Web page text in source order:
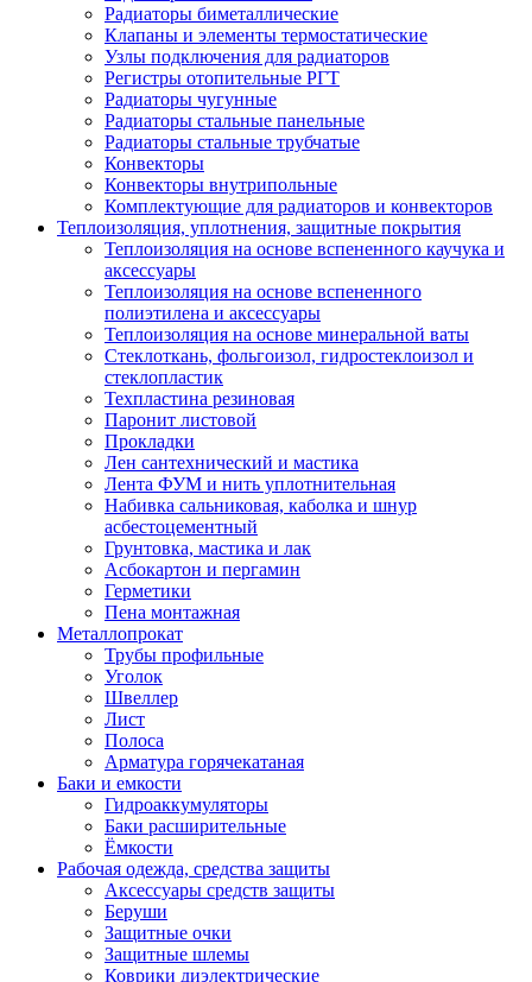
Радиаторы биметаллические
Клапаны и элементы термостатические
Узлы подключения для радиаторов
Регистры отопительные РГТ
Радиаторы чугунные
Радиаторы стальные панельные
Радиаторы стальные трубчатые
Конвекторы
Конвекторы внутрипольные
Комплектующие для радиаторов и конвекторов
Теплоизоляция, уплотнения, защитные покрытия
Теплоизоляция на основе вспененного каучука и
аксессуары
Теплоизоляция на основе вспененного
полиэтилена и аксессуары
Теплоизоляция на основе минеральной ваты
Стеклоткань, фольгоизол, гидростеклоизол и
стеклопластик
Техпластина резиновая
Паронит листовой
Прокладки
Лен сантехнический и мастика
Лента ФУМ и нить уплотнительная
Набивка сальниковая, каболка и шнур
асбестоцементный
Грунтовка, мастика и лак
Асбокартон и пергамин
Герметики
Пена монтажная
Металлопрокат
Трубы профильные
Уголок
Швеллер
Лист
Полоса
Арматура горячекатаная
Баки и емкости
Гидроаккумуляторы
Баки расширительные
Ёмкости
Рабочая одежда, средства защиты
Аксессуары средств защиты
Беруши
Защитные очки
Защитные шлемы
Коврики диэлектрические